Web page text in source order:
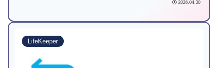
2026.04.30
LifeKeeper